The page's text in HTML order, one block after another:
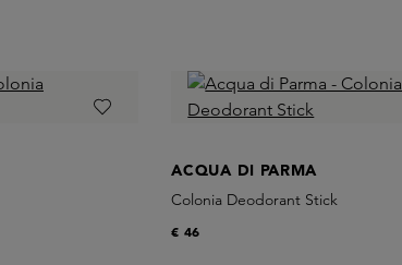
ACQUA DI PARMA
Colonia Deodorant Stick
€ 46